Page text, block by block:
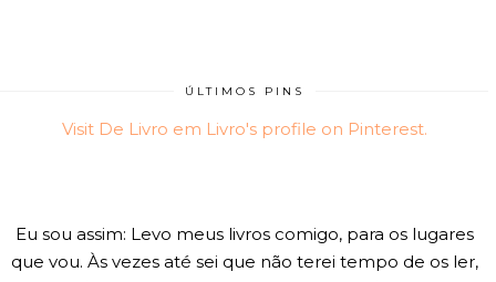
ÚLTIMOS PINS
Visit De Livro em Livro's profile on Pinterest.
Eu sou assim: Levo meus livros comigo, para os lugares
que vou. Às vezes até sei que não terei tempo de os ler,